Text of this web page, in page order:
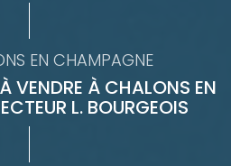
EN CHAMPAGNE
VENDRE À CHALONS EN
L. BOURGEOIS